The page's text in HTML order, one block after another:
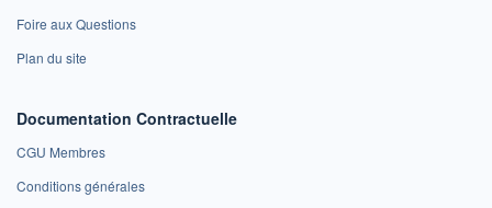
Foire aux Questions
Plan du site
Documentation Contractuelle
CGU Membres
Conditions générales